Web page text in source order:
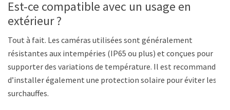
Est-ce compatible avec un usage en
extérieur ?
Tout à fait. Les caméras utilisées sont généralement
résistantes aux intempéries (IP65 ou plus) et conçues pour
supporter des variations de température. Il est recommandé
d’installer également une protection solaire pour éviter les
surchauffes.